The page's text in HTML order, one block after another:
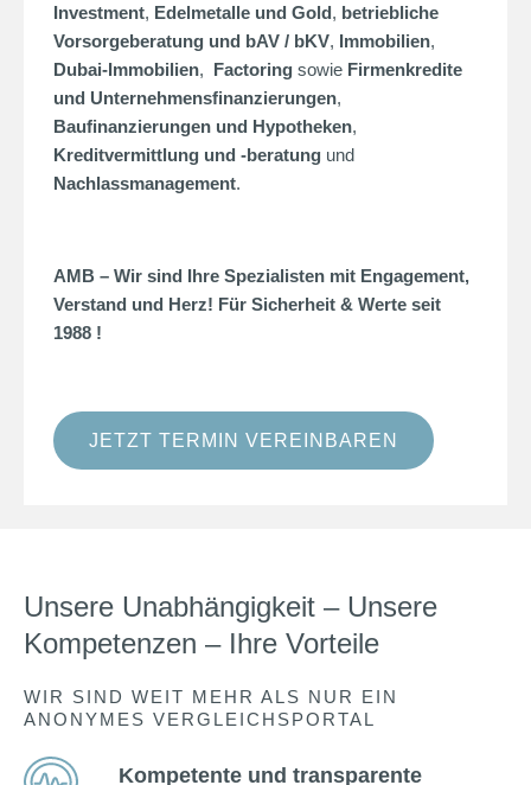
Investment, Edelmetalle und Gold, betriebliche
Vorsorgeberatung und bAV / bKV, Immobilien,
Dubai-Immobilien, Factoring sowie Firmenkredite
und Unternehmensfinanzierungen,
Baufinanzierungen und Hypotheken,
Kreditvermittlung und -beratung und
Nachlassmanagement.
AMB – Wir sind Ihre Spezialisten mit Engagement,
Verstand und Herz! Für Sicherheit & Werte seit
1988 !
JETZT TERMIN VEREINBAREN
Unsere Unabhängigkeit – Unsere
Kompetenzen – Ihre Vorteile
WIR SIND WEIT MEHR ALS NUR EIN
ANONYMES VERGLEICHSPORTAL
Kompetente und transparente